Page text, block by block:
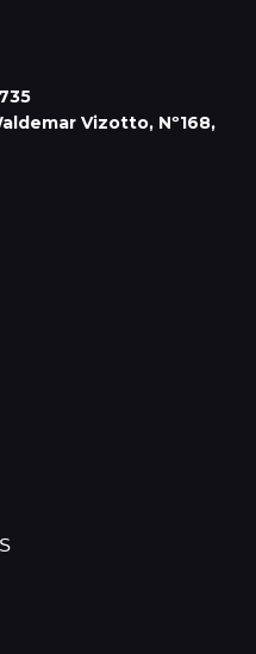
Vizotto, Nº168,